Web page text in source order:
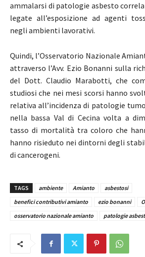
ammalarsi di patologie asbesto
legate all’esposizione ad agenti
negli ambienti lavorativi.
Quindi, l’Osservatorio Nazionale
attraverso l’Avv. Ezio Bonanni sulla
del Dott. Claudio Marabotti, che
studiosi che nei mesi scorsi hanno
relativa all’incidenza di patologie
nella bassa Val di Cecina volta a
tasso di mortalità tra coloro che
hanno risieduto nei dintorni degli
di cancerogeni.
TAGS ambiente Amianto
asbestosi
benefici contributivi amianto
ezio bonanni
osservatorio nazionale amianto
patologie